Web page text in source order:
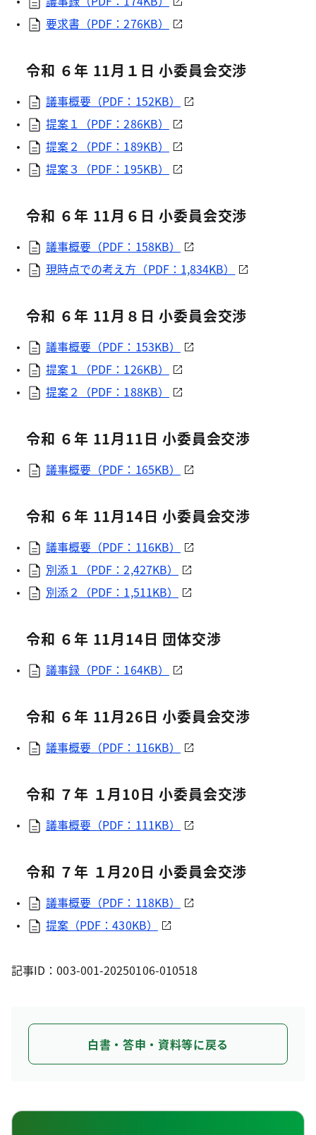
要求書（PDF：276KB）
令和 ６年 11月１日 小委員会交渉
議事概要（PDF：152KB）
提案１（PDF：286KB）
提案２（PDF：189KB）
提案３（PDF：195KB）
令和 ６年 11月６日 小委員会交渉
議事概要（PDF：158KB）
現時点での考え方（PDF：1,834KB）
令和 ６年 11月８日 小委員会交渉
議事概要（PDF：153KB）
提案１（PDF：126KB）
提案２（PDF：188KB）
令和 ６年 11月11日 小委員会交渉
議事概要（PDF：165KB）
令和 ６年 11月14日 小委員会交渉
議事概要（PDF：116KB）
別添１（PDF：2,427KB）
別添２（PDF：1,511KB）
令和 ６年 11月14日 団体交渉
議事録（PDF：164KB）
令和 ６年 11月26日 小委員会交渉
議事概要（PDF：116KB）
令和 ７年 １月10日 小委員会交渉
議事概要（PDF：111KB）
令和 ７年 １月20日 小委員会交渉
議事概要（PDF：118KB）
提案（PDF：430KB）
記事ID：003-001-20250106-010518
白書・答申・資料等に戻る